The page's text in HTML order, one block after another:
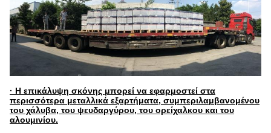
· Η επικάλυψη σκόνης μπορεί να εφαρμοστεί στα
περισσότερα μεταλλικά εξαρτήματα, συμπεριλαμβανομένου
του χάλυβα, του ψευδαργύρου, του ορείχαλκου και του
αλουμινίου.